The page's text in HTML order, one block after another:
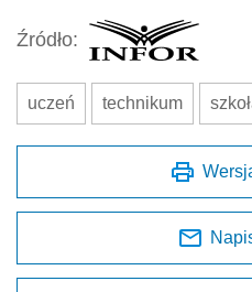
Źródło:
uczeń technikum